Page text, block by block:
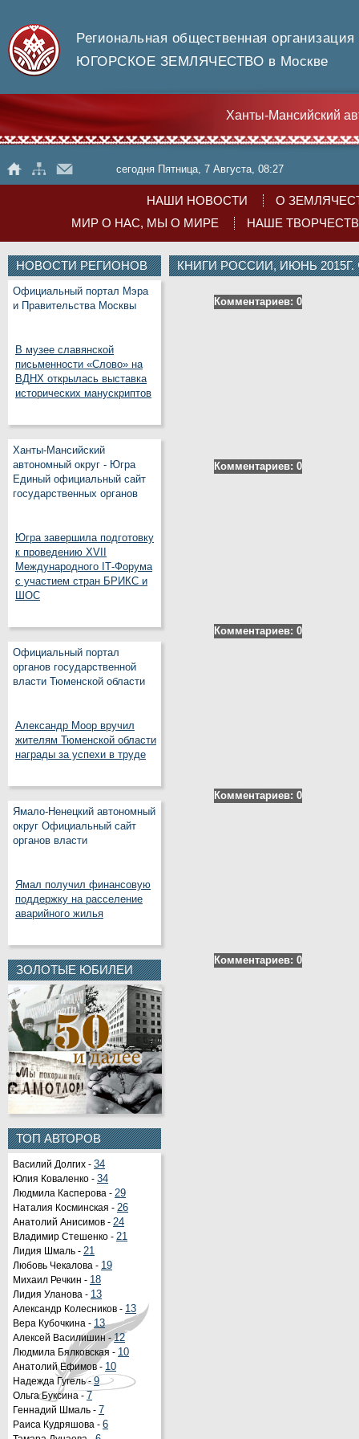
Региональная общественная организация
ЮГОРСКОЕ ЗЕМЛЯЧЕСТВО в Москве
Ханты-Мансийский
сегодня Пятница, 7 Августа, 08:27
НАШИ НОВОСТИ
О
МИР О НАС, МЫ О МИРЕ
НАШЕ
НОВОСТИ РЕГИОНОВ
Официальный портал Мэра
и Правительства Москвы
В музее славянской
письменности «Слово» на
ВДНХ открылась выставка
исторических манускриптов
Ханты-Мансийский
автономный округ - Югра
Единый официальный сайт
государственных органов
Югра завершила подготовку
к проведению XVII
Международного IT‑Форума
с участием стран БРИКС и
ШОС
Официальный портал
органов государственной
власти Тюменской области
Александр Моор вручил
жителям Тюменской области
награды за успехи в труде
Ямало-Ненецкий автономный
округ Официальный сайт
органов власти
Ямал получил финансовую
поддержку на расселение
аварийного жилья
ЗОЛОТЫЕ ЮБИЛЕИ
ТОП АВТОРОВ
Василий Долгих - 34
Юлия Коваленко - 34
Людмила Касперова - 29
Наталия Косминская - 26
Анатолий Анисимов - 24
Владимир Стешенко - 21
Лидия Шмаль - 21
Любовь Чекалова - 19
Михаил Речкин - 18
Лидия Уланова - 13
Александр Колесников - 13
Вера Кубочкина - 13
Алексей Василишин -12
Людмила Бялковская - 10
Анатолий Ефимов - 10
Надежда Гугель -9
Ольга Буксина - 7
Геннадий Шмаль - 7
Раиса Кудряшова - 6
КНИГИ РОССИИ, ИЮНЬ
Комментариев: 0
Комментариев: 0
Комментариев: 0
Комментариев: 0
Комментариев: 0